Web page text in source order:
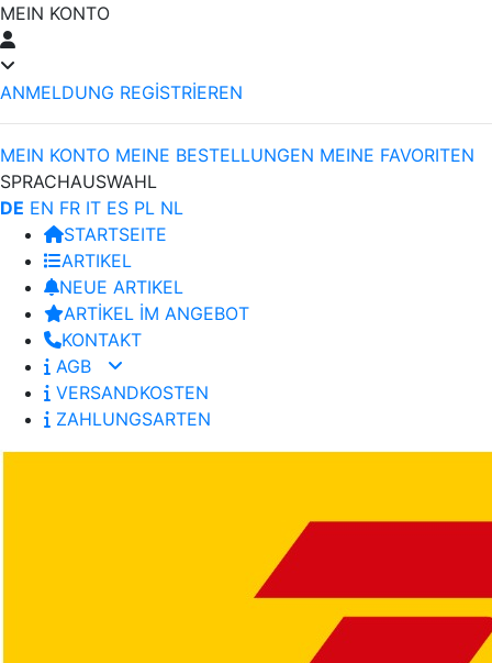
MEIN KONTO
ANMELDUNG REGİSTRİEREN
MEIN KONTO MEINE BESTELLUNGEN MEINE FAVORITEN
SPRACHAUSWAHL
DE EN FR IT ES PL NL
STARTSEITE
ARTIKEL
NEUE ARTIKEL
ARTİKEL İM ANGEBOT
KONTAKT
AGB
VERSANDKOSTEN
ZAHLUNGSARTEN